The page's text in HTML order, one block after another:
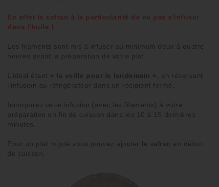
En effet le safran à la particularité de ne pas s'infuser
dans l'huile !
Les filaments sont mis à infuser au minimum deux à quatre
heures avant la préparation de votre plat.
L’idéal étant « la veille pour le lendemain » , en réservant
l’infusion au réfrigérateur dans un récipient fermé.
Incorporez cette infusion (avec les filaments) à votre
préparation en fin de cuisson dans les 10 à 15 dernières
minutes.
Pour un plat mijoté vous pouvez ajouter le safran en début
de cuisson.